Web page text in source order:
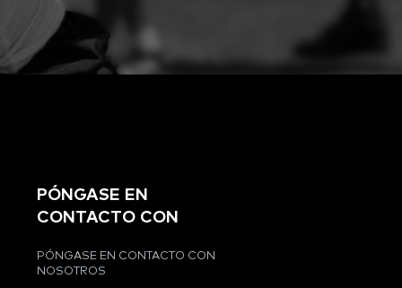
PÓNGASE EN
CONTACTO CON
PÓNGASE EN CONTACTO CON
NOSOTROS